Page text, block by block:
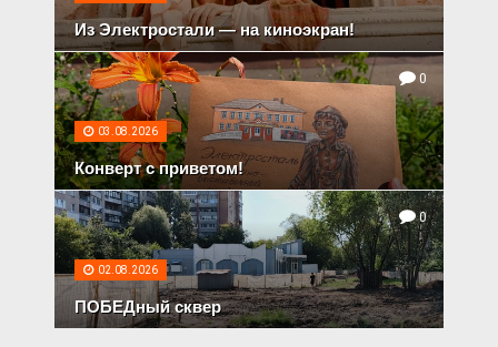
Из Электростали — на киноэкран!
0
03.08.2026
Конверт с приветом!
0
02.08.2026
ПОБЕДный сквер